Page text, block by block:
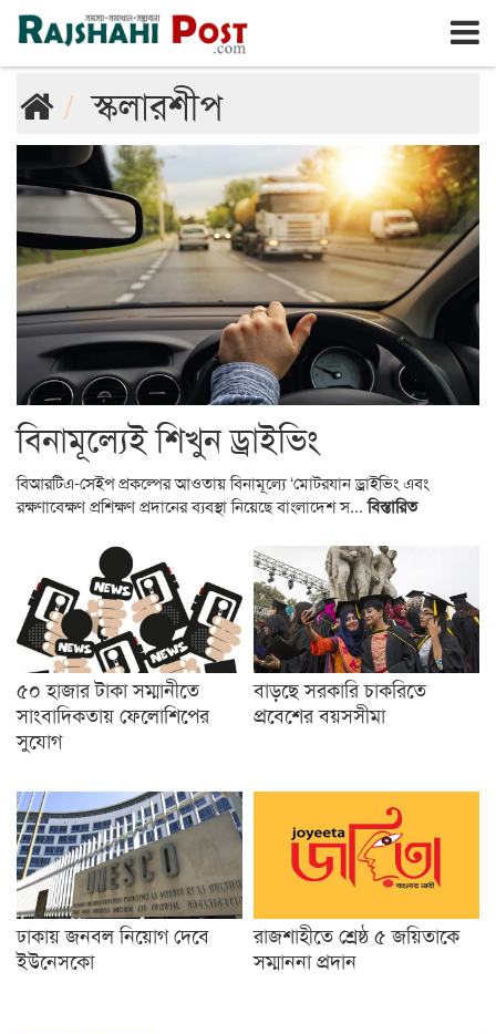
রাজশাহী শুক্রবার, ৭ই আগস্ট ২০২৬, ২৪শে শ্রাবণ ১৪৩৩
স্কলারশীপ
বিনামূল্যেই শিখুন ড্রাইভিং
বিআরটিএ-সেইপ প্রকল্পের আওতায় বিনামূল্যে ‘মোটরযান ড্রাইভিং এবং
রক্ষণাবেক্ষণ প্রশিক্ষণ প্রদানের ব্যবস্থা নিয়েছে বাংলাদেশ স...বিস্তারিত
৫০ হাজার টাকা সম্মানীতে
সাংবাদিকতায় ফেলোশিপের
সুযোগ
বাড়ছে সরকারি চাকরিতে
প্রবেশের বয়সসীমা
ঢাকায় জনবল নিয়োগ দেবে
ইউনেসকো
রাজশাহীতে শ্রেষ্ঠ ৫ জয়িতাকে
সম্মাননা প্রদান